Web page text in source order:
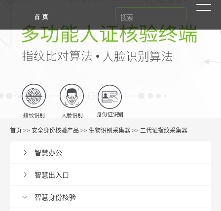
首页>> 安全身份核验产品 >> 生物识别采集器>> 二代证指纹采集器
智慧办公
智慧出入口
智慧身份核验